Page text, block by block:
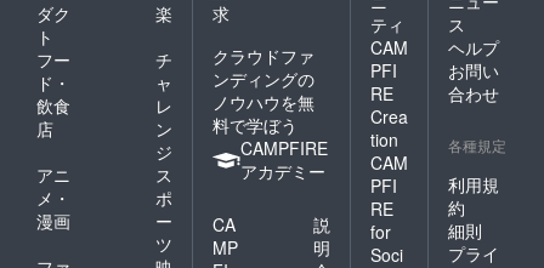
ダク
ト
楽
フー
ド・
飲食
店
チ
ャ
レ
ン
ジ
アニ
メ・
漫画
ス
ポ
ー
ツ
求
クラウドファ
ンディングの
ノウハウを無
料で学ぼう
CAMPFIRE
アカデミー
CA
MP
説
明
ティ
CAM
PFI
RE
Crea
tion
CAM
PFI
RE
for
Soci
ス
ヘルプ
お問い
合わせ
各種規定
利用規
約
細則
プライ